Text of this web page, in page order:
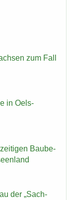
zum Fall
in Oels­
Bau­be­
der „Sach­